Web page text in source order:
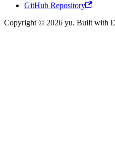
GitHub Repository
Copyright © 2026 yu. Built with